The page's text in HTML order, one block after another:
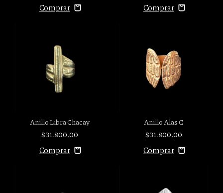
Anillo Libra Chacay
$31.800,00
Anillo Alas C
$31.800,00